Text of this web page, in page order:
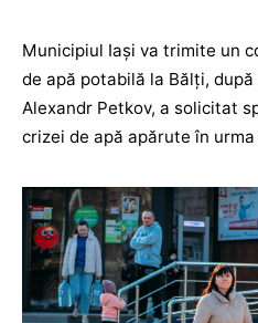
Municipiul Iași va trimite un
de apă potabilă la Bălți,
Alexandr Petkov, a solicitat
crizei de apă apărute în